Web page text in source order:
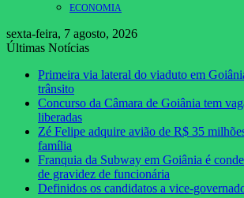
ECONOMIA
sexta-feira, 7 agosto, 2026
Últimas Notícias
Primeira via lateral do viaduto em
trânsito
Concurso da Câmara de Goiânia tem
liberadas
Zé Felipe adquire avião de R$ 35
família
Franquia da Subway em Goiânia é
de gravidez de funcionária
Definidos os candidatos a vice-